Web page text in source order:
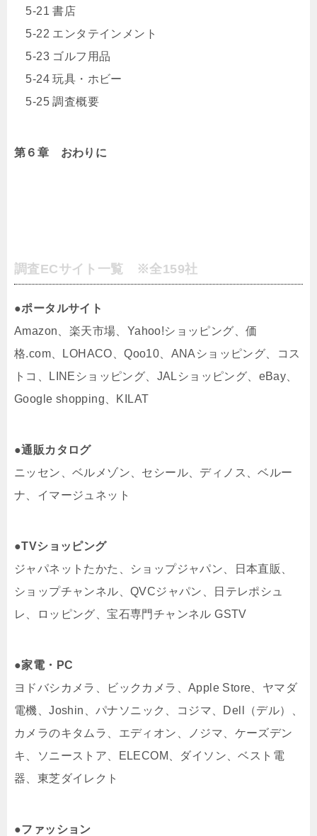
5-21 書店
5-22 エンタテインメント
5-23 ゴルフ用品
5-24 玩具・ホビー
5-25 調査概要
第６章 おわりに
調査ECサイト一覧 ※全159社
●ポータルサイト
Amazon、楽天市場、Yahoo!ショッピング、価
格.com、LOHACO、Qoo10、ANAショッピング、コス
トコ、LINEショッピング、JALショッピング、eBay、
Google shopping、KILAT
●通販カタログ
ニッセン、ベルメゾン、セシール、ディノス、ベルー
ナ、イマージュネット
●TVショッピング
ジャパネットたかた、ショップジャパン、日本直販、
ショップチャンネル、QVCジャパン、日テレポシュ
レ、ロッピング、宝石専門チャンネル GSTV
●家電・PC
ヨドバシカメラ、ビックカメラ、Apple Store、ヤマダ
電機、Joshin、パナソニック、コジマ、Dell（デル）、
カメラのキタムラ、エディオン、ノジマ、ケーズデン
キ、ソニーストア、ELECOM、ダイソン、ベスト電
器、東芝ダイレクト
●ファッション